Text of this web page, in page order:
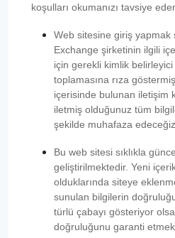
koşulları okumanızı tavsiye
Web sitesine giriş yapmak
Exchange şirketinin ilgili
için gerekli kimlik
toplamasına rıza
içerisinde bulunan iletişim
iletmiş olduğunuz tüm
şekilde muhafaza edeceğiz.
Bu web sitesi sıklıkla
geliştirilmektedir. Yeni
olduklarında siteye
sunulan bilgilerin
türlü çabayı gösteriyor
doğruluğunu garanti etmek